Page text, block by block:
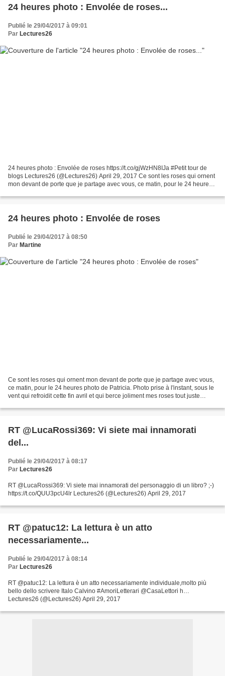
24 heures photo : Envolée de roses...
Publié le 29/04/2017 à 09:01
Par Lectures26
24 heures photo : Envolée de roses https://t.co/gjWzHN8IJa #Petit tour de
blogs Lectures26 (@Lectures26) April 29, 2017 Ce sont les roses qui ornent
mon devant de porte que je partage avec vous, ce matin, pour le 24 heures
24 heures photo : Envolée de roses
Publié le 29/04/2017 à 08:50
Par Martine
Ce sont les roses qui ornent mon devant de porte que je partage avec vous,
ce matin, pour le 24 heures photo de Patricia. Photo prise à l'instant, sous le
vent qui refroidit cette fin avril et qui berce joliment mes roses tout juste
RT @LucaRossi369: Vi siete mai innamorati
del...
Publié le 29/04/2017 à 08:17
Par Lectures26
RT @LucaRossi369: Vi siete mai innamorati del personaggio di un libro? ;-)
https://t.co/QUU3pcU4lr Lectures26 (@Lectures26) April 29, 2017
RT @patuc12: La lettura è un atto
necessariamente...
Publié le 29/04/2017 à 08:14
Par Lectures26
RT @patuc12: La lettura è un atto necessariamente individuale,molto più
bello dello scrivere Italo Calvino #AmoriLetterari @CasaLettori h…
Lectures26 (@Lectures26) April 29, 2017